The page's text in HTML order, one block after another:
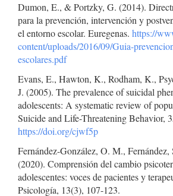
Dumon, E., & Portzky, G. (2014).
para la prevención, intervención y
el entorno escolar. Euregenas. https://
content/uploads/2016/09/Guia-
escolares.pdf
Evans, E., Hawton, K., Rodham, K.,
J. (2005). The prevalence of suicidal
adolescents: A systematic review of
Suicide and Life-Threatening Behavior,
https://doi.org/cjwf5p
Fernández-González, O. M.,
(2020). Comprensión del cambio
adolescentes: voces de pacientes y
Psicología, 13(3), 107-123.